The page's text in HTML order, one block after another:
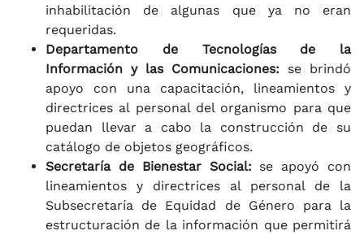
inhabilitación de algunas que ya no eran
requeridas.
Departamento de Tecnologías de la
Información y las Comunicaciones: se brindó
apoyo con una capacitación, lineamientos y
directrices al personal del organismo para que
puedan llevar a cabo la construcción de su
catálogo de objetos geográficos.
Secretaría de Bienestar Social: se apoyó con
lineamientos y directrices al personal de la
Subsecretaría de Equidad de Género para la
estructuración de la información que permitirá